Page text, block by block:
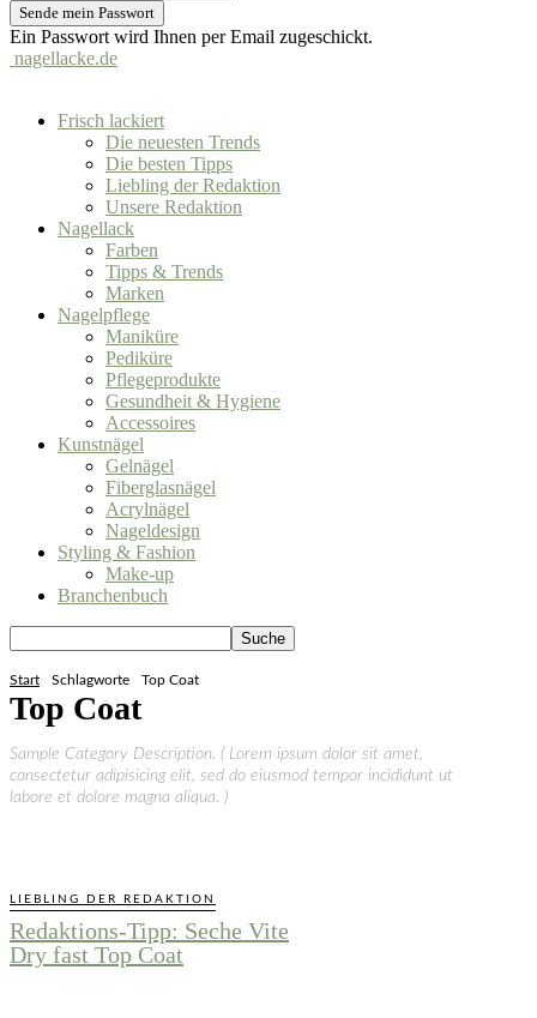
Ein Passwort wird Ihnen per Email zugeschickt.
nagellacke.de
Frisch lackiert
Die neuesten Trends
Die besten Tipps
Liebling der Redaktion
Unsere Redaktion
Nagellack
Farben
Tipps & Trends
Marken
Nagelpflege
Maniküre
Pediküre
Pflegeprodukte
Gesundheit & Hygiene
Accessoires
Kunstnägel
Gelnägel
Fiberglasnägel
Acrylnägel
Nageldesign
Styling & Fashion
Make-up
Branchenbuch
Start Schlagworte Top Coat
Top Coat
Sample Category Description. ( Lorem ipsum dolor sit amet,
consectetur adipisicing elit, sed do eiusmod tempor incididunt ut
labore et dolore magna aliqua. )
LIEBLING DER REDAKTION
Redaktions-Tipp: Seche Vite
Dry fast Top Coat